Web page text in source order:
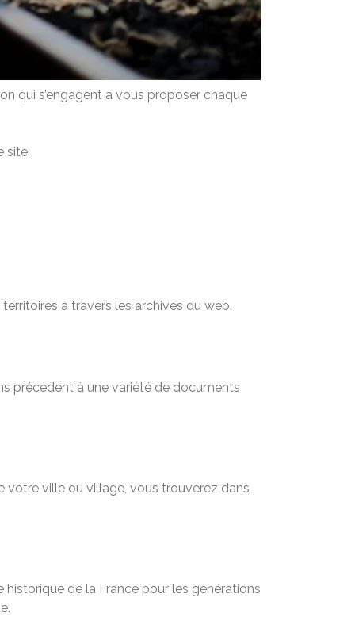
qui s’engagent à vous proposer chaque
site.
à travers les archives du web.
précédent à une variété de documents
votre ville ou village, vous trouverez dans
de la France pour les générations